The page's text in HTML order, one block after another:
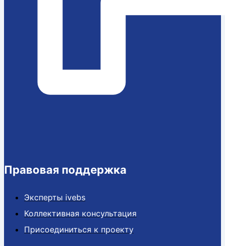
Правовая поддержка
Эксперты ivebs
Коллективная консультация
Присоединиться к проекту